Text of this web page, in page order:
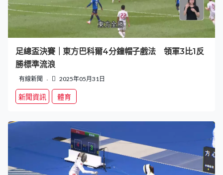
足總盃決賽｜東方巴科爾4分鐘帽子戲法 領軍3比1反
勝標準流浪
有線新聞 2025年05月31日
新聞資訊 體育